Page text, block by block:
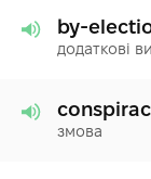
by-
додаткові
змова